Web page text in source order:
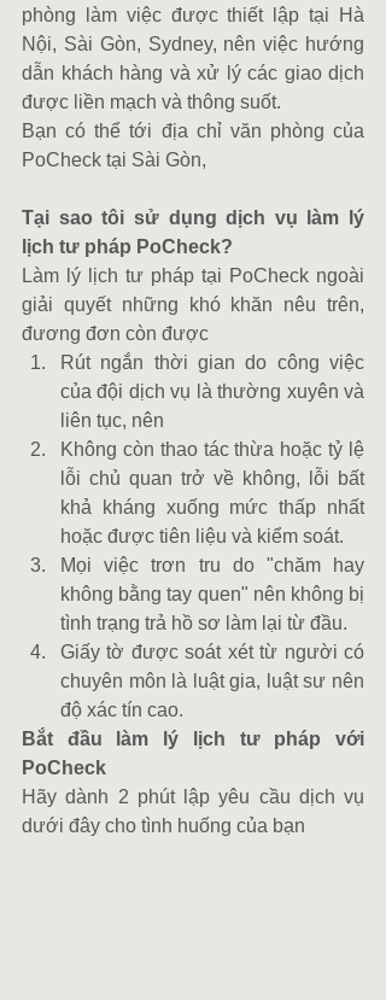
phòng làm việc được thiết lập tại Hà
Nội, Sài Gòn, Sydney, nên việc hướng
dẫn khách hàng và xử lý các giao dịch
được liền mạch và thông suốt.
Bạn có thể tới địa chỉ văn phòng của
PoCheck tại Sài Gòn,
Tại sao tôi sử dụng dịch vụ làm lý
lịch tư pháp PoCheck?
Làm lý lịch tư pháp tại PoCheck ngoài
giải quyết những khó khăn nêu trên,
đương đơn còn được
Rút ngắn thời gian do công việc
của đội dịch vụ là thường xuyên và
liên tục, nên
Không còn thao tác thừa hoặc tỷ lệ
lỗi chủ quan trở về không, lỗi bất
khả kháng xuống mức thấp nhất
hoặc được tiên liệu và kiểm soát.
Mọi việc trơn tru do "chăm hay
không bằng tay quen" nên không bị
tình trạng trả hồ sơ làm lại từ đầu.
Giấy tờ được soát xét từ người có
chuyên môn là luật gia, luật sư nên
độ xác tín cao.
Bắt đầu làm lý lịch tư pháp với
PoCheck
Hãy dành 2 phút lập yêu cầu dịch vụ
dưới đây cho tình huống của bạn